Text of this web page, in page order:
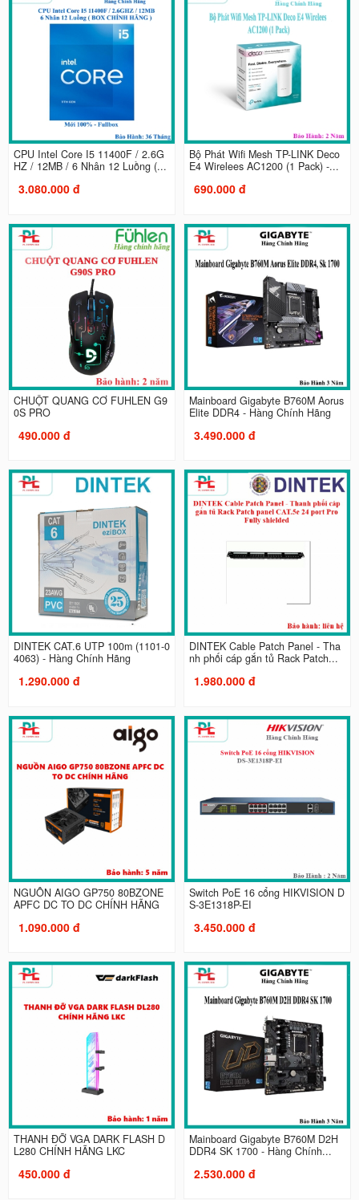
CPU Intel Core I5 11400F / 2.6G
HZ / 12MB / 6 Nhân 12 Luồng (...
3.080.000 đ
Bộ Phát Wifi Mesh TP-LINK Deco
E4 Wirelees AC1200 (1 Pack) -...
690.000 đ
CHUỘT QUANG CƠ FUHLEN G9
0S PRO
490.000 đ
Mainboard Gigabyte B760M Aorus
Elite DDR4 - Hàng Chính Hãng
3.490.000 đ
DINTEK CAT.6 UTP 100m (1101-0
4063) - Hàng Chính Hãng
1.290.000 đ
DINTEK Cable Patch Panel - Tha
nh phối cáp gắn tủ Rack Patch...
1.980.000 đ
NGUỒN AIGO GP750 80BZONE
APFC DC TO DC CHÍNH HÃNG
1.090.000 đ
Switch PoE 16 cổng HIKVISION D
S-3E1318P-EI
3.450.000 đ
THANH ĐỠ VGA DARK FLASH D
L280 CHÍNH HÃNG LKC
450.000 đ
Mainboard Gigabyte B760M D2H
DDR4 SK 1700 - Hàng Chính...
2.530.000 đ